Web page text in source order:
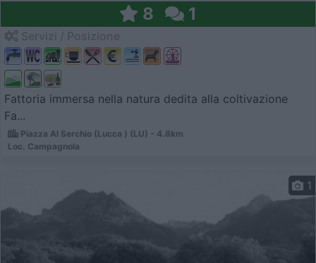
8 1
Fattoria immersa nella natura dedita alla coltivazione
Fa...
Piazza Al Serchio (Lucca ) (LU) - 4.8km
Loc. Campagnola
1